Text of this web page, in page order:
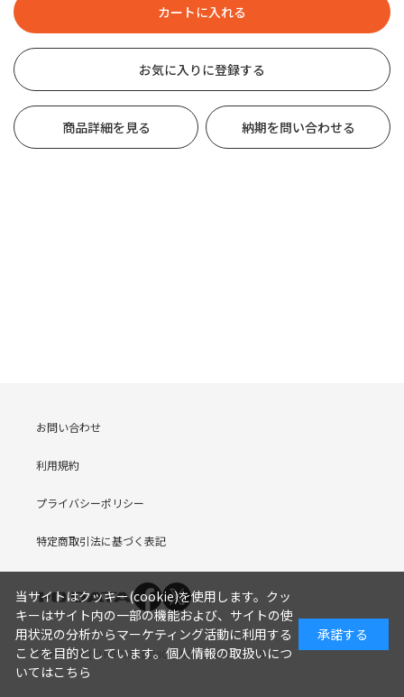
お気に入りに登録する
商品詳細を見る 納期を問い合わせる
お問い合わせ
利用規約
プライバシーポリシー
特定商取引法に基づく表記
COPYRIGHT (C) I-O DATA DEVICE, INC. Since 2005.9.19
当サイトはクッキー(cookie)を使用します。クッ
キーはサイト内の一部の機能および、サイトの使
用状況の分析からマーケティング活動に利用する
ことを目的としています。個人情報の取扱いにつ
いてはこちら
承諾する